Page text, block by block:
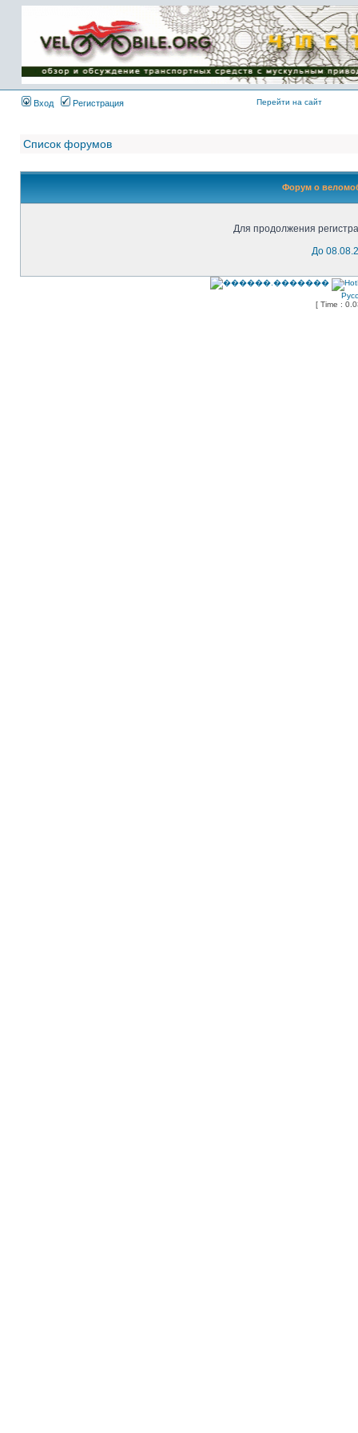
Имя пользователя:
Пароль:
{ LOG_ME_IN_SHORT
}
Вход
Регистрация Перейти на сайт
Список форумов
Форум о
Для продолжения
До
[ Time :